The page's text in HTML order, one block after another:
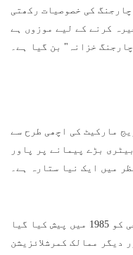
کی خصوصیات رکھتی
کرنے کے لیے موزوں ہے
خزانہ" بن گیا ہے۔
مارکیٹ کی اچھی طرح سے
بڑے پیمانے پر پاور
میں ایک نیا ستارہ ہے۔
تمام وینڈیم فلو بیٹری ٹیکنالوجی کو 1985 میں پیش کیا گیا
دیگر ممالک کمرشلائزیشن